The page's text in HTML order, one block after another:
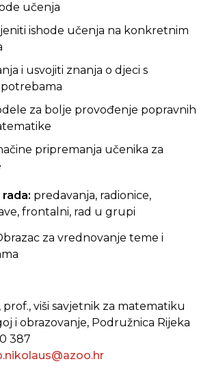
učenja
ishode učenja na konkretnim
i usvojiti znanja o djeci s
za bolje provođenje popravnih
pripremanja učenika za
predavanja, radionice,
frontalni, rad u grupi
za vrednovanje teme i
prof., viši savjetnik za matematiku
i obrazovanje, Podružnica Rijeka
387